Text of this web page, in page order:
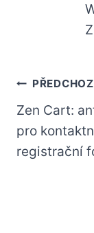
pro
Zen Cart:
pro
registrační